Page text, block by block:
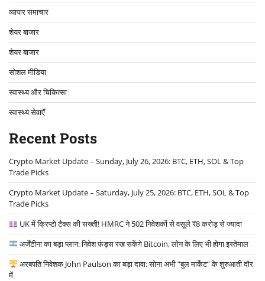
व्यापार समाचार
शेयर बाजार
शेयर बाजार
सोशल मीडिया
स्वास्थ्य और चिकित्सा
स्वास्थ्य सेवाएँ
Recent Posts
Crypto Market Update – Sunday, July 26, 2026: BTC, ETH, SOL & Top
Trade Picks
Crypto Market Update – Saturday, July 25, 2026: BTC, ETH, SOL & Top
Trade Picks
UK में क्रिप्टो टैक्स की सख्ती! HMRC ने 502 निवेशकों से वसूले ₹8 करोड़ से ज्यादा
अर्जेंटीना का बड़ा प्लान: निवेश फंड्स रख सकेंगे Bitcoin, लोन के लिए भी होगा इस्तेमाल
अरबपति निवेशक John Paulson का बड़ा दावा: सोना अभी “बुल मार्केट” के शुरुआती दौर
में